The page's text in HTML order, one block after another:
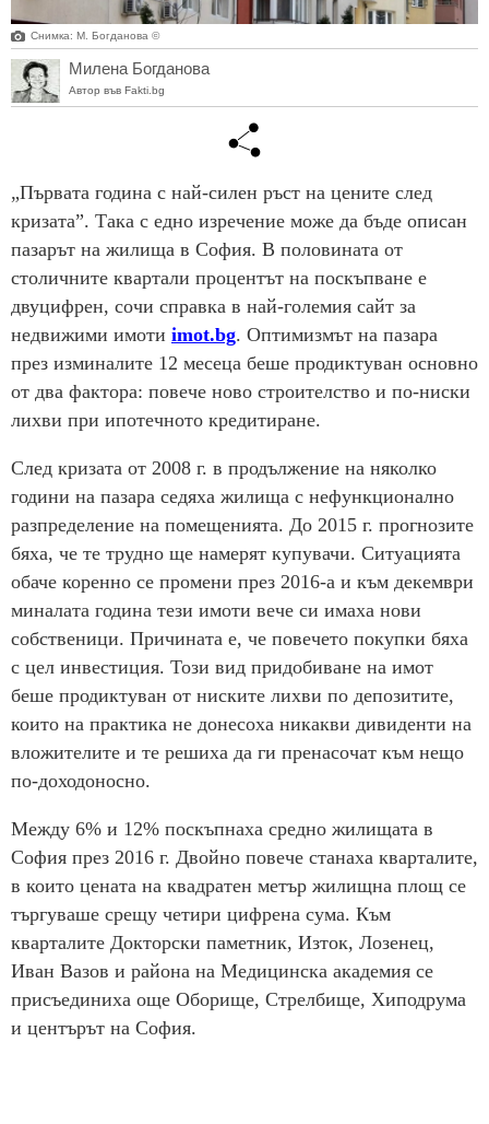
Снимка: М. Богданова ©
Милена Богданова
Автор във Fakti.bg
„Първата година с най-силен ръст на цените след
кризата”. Така с едно изречение може да бъде описан
пазарът на жилища в София. В половината от
столичните квартали процентът на поскъпване е
двуцифрен, сочи справка в най-големия сайт за
недвижими имоти imot.bg. Оптимизмът на пазара
през изминалите 12 месеца беше продиктуван основно
от два фактора: повече ново строителство и по-ниски
лихви при ипотечното кредитиране.
След кризата от 2008 г. в продължение на няколко
години на пазара седяха жилища с нефункционално
разпределение на помещенията. До 2015 г. прогнозите
бяха, че те трудно ще намерят купувачи. Ситуацията
обаче коренно се промени през 2016-а и към декември
миналата година тези имоти вече си имаха нови
собственици. Причината е, че повечето покупки бяха
с цел инвестиция. Този вид придобиване на имот
беше продиктуван от ниските лихви по депозитите,
които на практика не донесоха никакви дивиденти на
вложителите и те решиха да ги пренасочат към нещо
по-доходоносно.
Между 6% и 12% поскъпнаха средно жилищата в
София през 2016 г. Двойно повече станаха кварталите,
в които цената на квадратен метър жилищна площ се
търгуваше срещу четири цифрена сума. Към
кварталите Докторски паметник, Изток, Лозенец,
Иван Вазов и района на Медицинска академия се
присъединиха още Оборище, Стрелбище, Хиподрума
и центърът на София.